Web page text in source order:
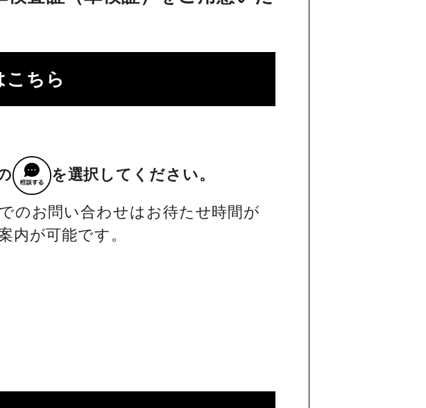
こちら
を選択してください。
のお問い合わせはお待たせ時間が
内が可能です。